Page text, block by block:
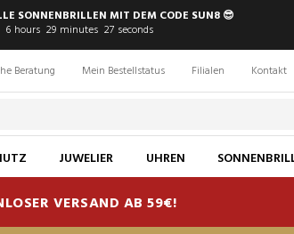
SONNENBRILLEN MIT DEM CODE SUN8 😎
6 hours 29 minutes 26 seconds
Beratung Mein Bestellstatus Filialen Kontakt
JUWELIER UHREN
VERSAND AB 59€!